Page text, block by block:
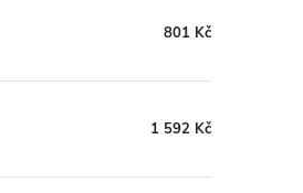
801 Kč
1 592 Kč